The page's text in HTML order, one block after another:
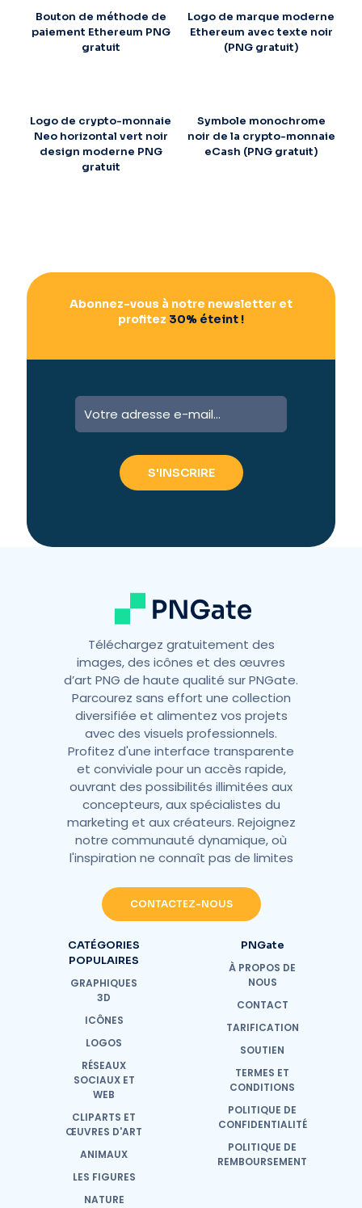
Bouton de méthode de
paiement Ethereum PNG
gratuit
Logo de marque moderne
Ethereum avec texte noir
(PNG gratuit)
Logo de crypto-monnaie
Neo horizontal vert noir
design moderne PNG
gratuit
Symbole monochrome
noir de la crypto-monnaie
eCash (PNG gratuit)
Abonnez-vous à notre newsletter et
profitez 30% éteint !
Téléchargez gratuitement des
images, des icônes et des œuvres
d’art PNG de haute qualité sur PNGate.
Parcourez sans effort une collection
diversifiée et alimentez vos projets
avec des visuels professionnels.
Profitez d'une interface transparente
et conviviale pour un accès rapide,
ouvrant des possibilités illimitées aux
concepteurs, aux spécialistes du
marketing et aux créateurs. Rejoignez
notre communauté dynamique, où
l'inspiration ne connaît pas de limites
CONTACTEZ-NOUS
CATÉGORIES
POPULAIRES
GRAPHIQUES
3D
ICÔNES
LOGOS
RÉSEAUX
SOCIAUX ET
WEB
CLIPARTS ET
ŒUVRES D'ART
ANIMAUX
LES FIGURES
NATURE
PNGate
À PROPOS DE
NOUS
CONTACT
TARIFICATION
SOUTIEN
TERMES ET
CONDITIONS
POLITIQUE DE
CONFIDENTIALITÉ
POLITIQUE DE
REMBOURSEMENT